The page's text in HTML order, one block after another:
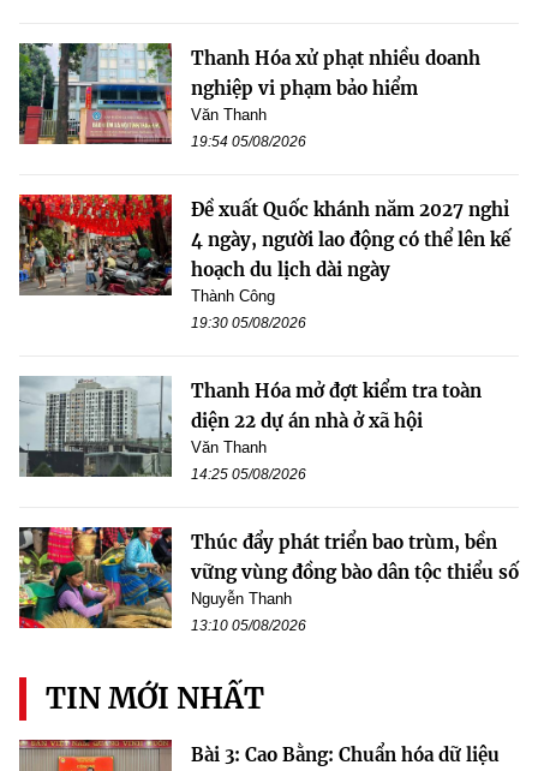
Thanh Hóa xử phạt nhiều doanh
nghiệp vi phạm bảo hiểm
Văn Thanh
19:54 05/08/2026
Đề xuất Quốc khánh năm 2027 nghỉ
4 ngày, người lao động có thể lên kế
hoạch du lịch dài ngày
Thành Công
19:30 05/08/2026
Thanh Hóa mở đợt kiểm tra toàn
diện 22 dự án nhà ở xã hội
Văn Thanh
14:25 05/08/2026
Thúc đẩy phát triển bao trùm, bền
vững vùng đồng bào dân tộc thiểu số
Nguyễn Thanh
13:10 05/08/2026
TIN MỚI NHẤT
Bài 3: Cao Bằng: Chuẩn hóa dữ liệu